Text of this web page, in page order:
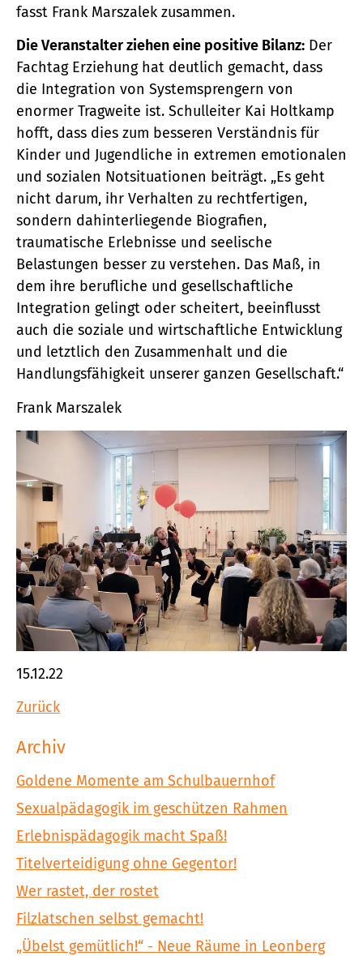
fasst Frank Marszalek zusammen.
Die Veranstalter ziehen eine positive Bilanz: Der
Fachtag Erziehung hat deutlich gemacht, dass
die Integration von Systemsprengern von
enormer Tragweite ist. Schulleiter Kai Holtkamp
hofft, dass dies zum besseren Verständnis für
Kinder und Jugendliche in extremen emotionalen
und sozialen Notsituationen beiträgt. „Es geht
nicht darum, ihr Verhalten zu rechtfertigen,
sondern dahinterliegende Biografien,
traumatische Erlebnisse und seelische
Belastungen besser zu verstehen. Das Maß, in
dem ihre berufliche und gesellschaftliche
Integration gelingt oder scheitert, beeinflusst
auch die soziale und wirtschaftliche Entwicklung
und letztlich den Zusammenhalt und die
Handlungsfähigkeit unserer ganzen Gesellschaft.“
Frank Marszalek
15.12.22
Zurück
Archiv
Goldene Momente am Schulbauernhof
Sexualpädagogik im geschützen Rahmen
Erlebnispädagogik macht Spaß!
Titelverteidigung ohne Gegentor!
Wer rastet, der rostet
Filzlatschen selbst gemacht!
„Übelst gemütlich!“ - Neue Räume in Leonberg